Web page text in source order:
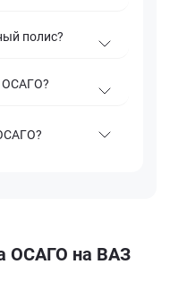
полис?
ОСАГО?
ОСАГО на ВАЗ